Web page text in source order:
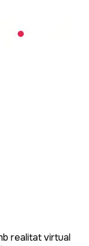
realitat virtual